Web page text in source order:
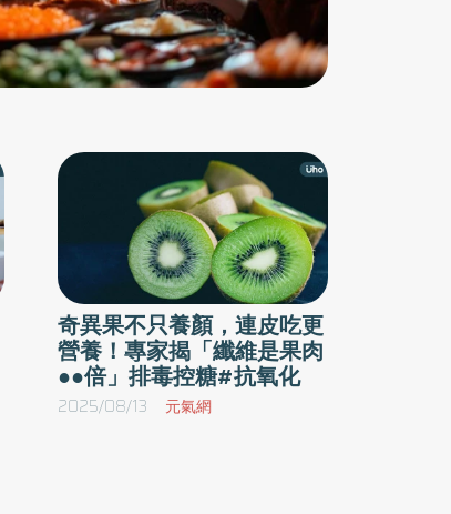
奇異果不只養顏，連皮吃更
營養！專家揭「纖維是果肉
●●倍」排毒控糖#抗氧化
2025/08/13 元氣網